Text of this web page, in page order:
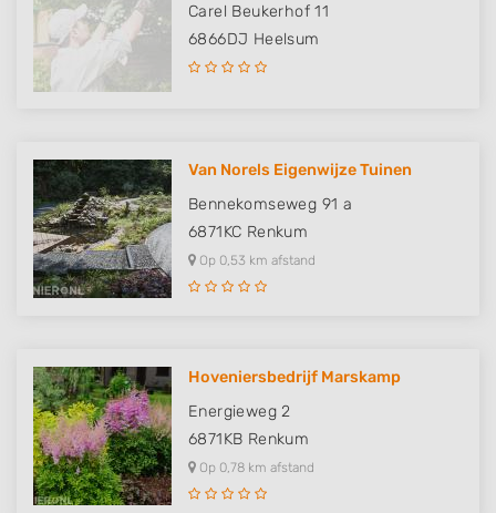
Carel Beukerhof 11
6866DJ Heelsum
Van Norels Eigenwijze Tuinen
Bennekomseweg 91 a
6871KC Renkum
Op 0,53 km afstand
Hoveniersbedrijf Marskamp
Energieweg 2
6871KB Renkum
Op 0,78 km afstand